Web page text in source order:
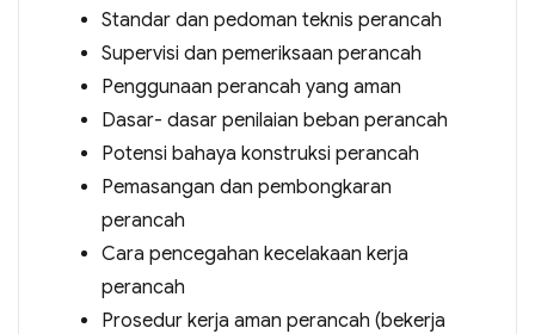
Standar dan pedoman teknis perancah
Supervisi dan pemeriksaan perancah
Penggunaan perancah yang aman
Dasar- dasar penilaian beban perancah
Potensi bahaya konstruksi perancah
Pemasangan dan pembongkaran
perancah
Cara pencegahan kecelakaan kerja
perancah
Prosedur kerja aman perancah (bekerja